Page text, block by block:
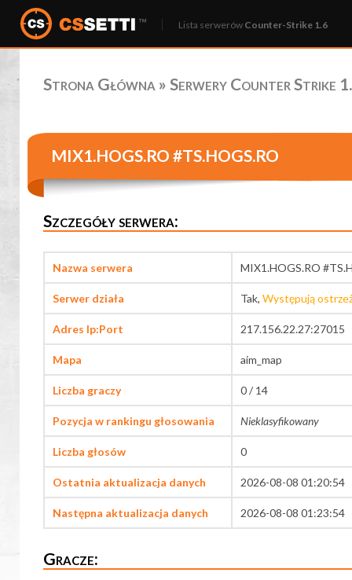
Lista serwerów Counter-Strike 1.6
Strona Główna » Serwery Counter Strike
MIX1.HOGS.RO #TS.HOGS.RO
Szczegóły serwera:
Nazwa serwera MIX1.HOGS.RO
Serwer działa Tak, Występują
Adres Ip:Port 217.156.22.27:27015
Mapa aim_map
Liczba graczy 0 / 14
Pozycja w rankingu głosowania Nieklasyfikowany
Liczba głosów 0
Ostatnia aktualizacja danych 2026-08-08 01:20:54
Następna aktualizacja danych 2026-08-08 01:23:54
Gracze: